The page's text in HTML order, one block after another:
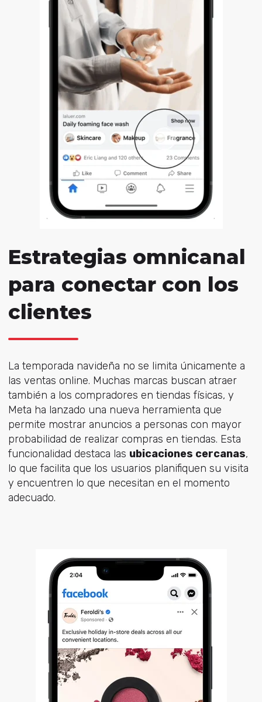
Estrategias omnicanal
para conectar con los
clientes
La temporada navideña no se limita únicamente a
las ventas online. Muchas marcas buscan atraer
también a los compradores en tiendas físicas, y
Meta ha lanzado una nueva herramienta que
permite mostrar anuncios a personas con mayor
probabilidad de realizar compras en tiendas. Esta
funcionalidad destaca las ubicaciones cercanas,
lo que facilita que los usuarios planifiquen su visita
y encuentren lo que necesitan en el momento
adecuado.